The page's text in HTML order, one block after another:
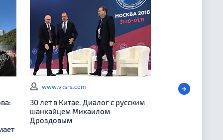
www.vksrs.com
30 лет в Китае. Диалог с русским
шанхайцем Михаилом
Дроздовым